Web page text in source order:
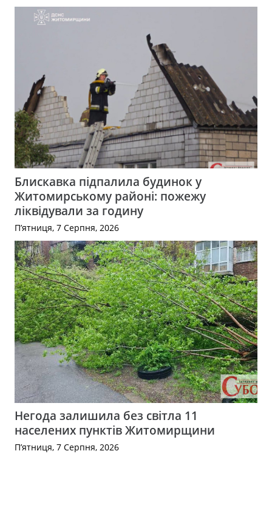
Блискавка підпалила будинок у
Житомирському районі: пожежу
ліквідували за годину
П’ятниця, 7 Серпня, 2026
Негода залишила без світла 11
населених пунктів Житомирщини
П’ятниця, 7 Серпня, 2026